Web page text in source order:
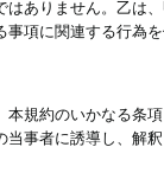
ありません。乙は
項に関連する行為
規約のいかなる条
事者に誘導し、解